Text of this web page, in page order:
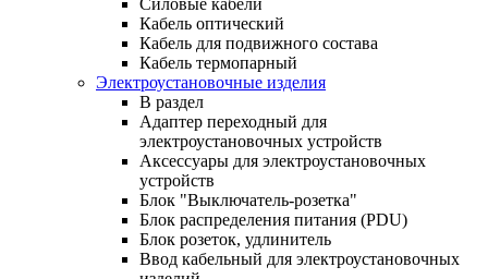
Кабель оптический
Кабель для подвижного состава
Кабель термопарный
Электроустановочные изделия
В раздел
Адаптер переходный для
электроустановочных устройств
Аксессуары для электроустановочных
устройств
Блок "Выключатель-розетка"
Блок распределения питания (PDU)
Блок розеток, удлинитель
Ввод кабельный для электроустановочных